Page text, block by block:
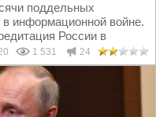
поддельных
в информационной войне.
России в
них ведут в...
1 531 24